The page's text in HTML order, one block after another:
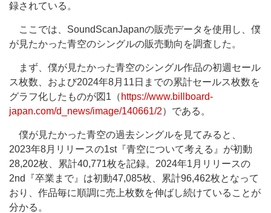
録されている。
ここでは、SoundScanJapanの販売データを使用し、僕
が見たかった青空のシングルの販売動向を調査した。
まず、僕が見たかった青空のシングル作品の初週セール
ス枚数、および2024年8月11日までの累計セールス枚数を
グラフ化したものが図1（ https://www.billboard-
japan.com/d_news/image/140661/2）である。
僕が見たかった青空の過去シングルを見てみると、
2023年8月リリースの1st『青空について考える』が初動
28,202枚、累計40,771枚を記録。2024年1月リリースの
2nd『卒業まで』は初動47,085枚、累計96,462枚となって
おり、作品毎に順調に売上枚数を伸ばし続けていることが
分かる。